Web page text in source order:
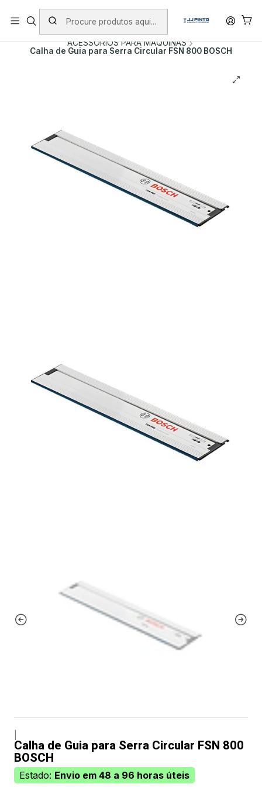
PORTES INCLUÍDOS EM ENCOMENDAS +75€ (excepto ilhas)
Início PRODUTOS
ACESSÓRIOS
ACESSORIOS PARA MAQUINAS
Calha de Guia para Serra Circular FSN 800 BOSCH
Calha de Guia para Serra Circular FSN 800
BOSCH
Estado: Envio em 48 a 96 horas úteis